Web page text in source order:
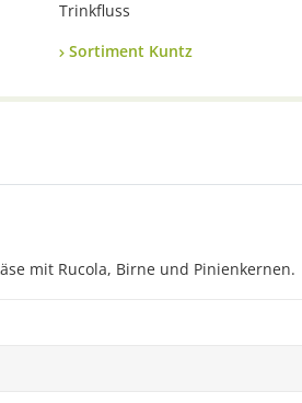
Trinkfluss
Sortiment Kuntz
mit Rucola, Birne und Pinienkernen.